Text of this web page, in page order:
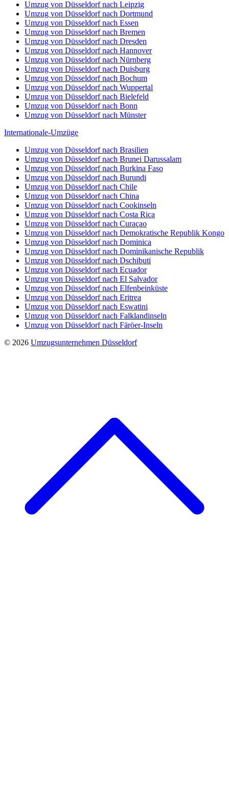
Umzug von Düsseldorf nach Leipzig
Umzug von Düsseldorf nach Dortmund
Umzug von Düsseldorf nach Essen
Umzug von Düsseldorf nach Bremen
Umzug von Düsseldorf nach Dresden
Umzug von Düsseldorf nach Hannover
Umzug von Düsseldorf nach Nürnberg
Umzug von Düsseldorf nach Duisburg
Umzug von Düsseldorf nach Bochum
Umzug von Düsseldorf nach Wuppertal
Umzug von Düsseldorf nach Bielefeld
Umzug von Düsseldorf nach Bonn
Umzug von Düsseldorf nach Münster
Internationale-Umzüge
Umzug von Düsseldorf nach Brasilien
Umzug von Düsseldorf nach Brunei Darussalam
Umzug von Düsseldorf nach Burkina Faso
Umzug von Düsseldorf nach Burundi
Umzug von Düsseldorf nach Chile
Umzug von Düsseldorf nach China
Umzug von Düsseldorf nach Cookinseln
Umzug von Düsseldorf nach Costa Rica
Umzug von Düsseldorf nach Curaçao
Umzug von Düsseldorf nach Demokratische Republik Kongo
Umzug von Düsseldorf nach Dominica
Umzug von Düsseldorf nach Dominikanische Republik
Umzug von Düsseldorf nach Dschibuti
Umzug von Düsseldorf nach Ecuador
Umzug von Düsseldorf nach El Salvador
Umzug von Düsseldorf nach Elfenbeinküste
Umzug von Düsseldorf nach Eritrea
Umzug von Düsseldorf nach Eswatini
Umzug von Düsseldorf nach Falklandinseln
Umzug von Düsseldorf nach Färöer-Inseln
© 2026 Umzugsunternehmen Düsseldorf